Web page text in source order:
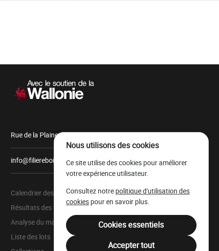
Navigation
Rue de la Plaine, 9 6900 Marche-en-Famenne
info@filiereboiswallonie.be
Calendrier des ventes
Résultats des ventes
Analyse du marché
Liste des lots
À propos
Parc à grumes
Ressources légales
Nous utilisons des cookies
Ce site utilise des cookies pour améliorer
votre expérience utilisateur.
Consultez notre politique d'utilisation des
cookies pour en savoir plus.
Cookies essentiels
Accepter tout